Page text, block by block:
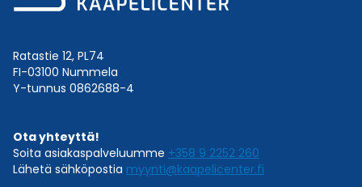
Ratastie 12, PL74
FI-03100 Nummela
Y-tunnus 0862688-4
Ota yhteyttä!
Soita asiakaspalveluumme +358 9 2252 260
Lähetä sähköpostia myynti@kaapelicenter.fi